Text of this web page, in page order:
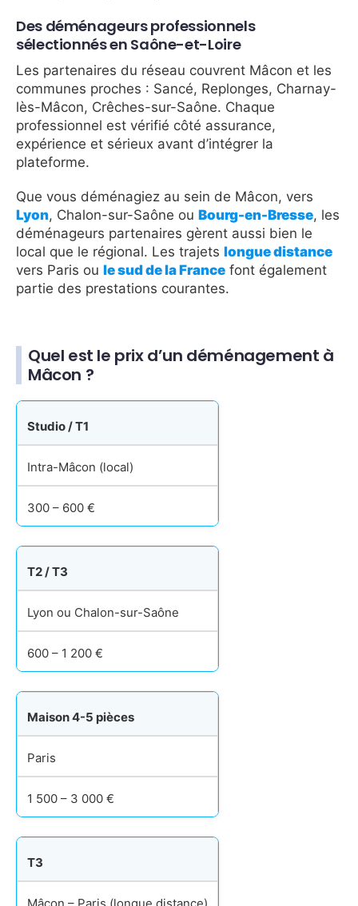
Des déménageurs professionnels
sélectionnés en Saône-et-Loire
Les partenaires du réseau couvrent Mâcon et les
communes proches : Sancé, Replonges, Charnay-
lès-Mâcon, Crêches-sur-Saône. Chaque
professionnel est vérifié côté assurance,
expérience et sérieux avant d’intégrer la
plateforme.
Que vous déménagiez au sein de Mâcon, vers
Lyon, Chalon-sur-Saône ou Bourg-en-Bresse, les
déménageurs partenaires gèrent aussi bien le
local que le régional. Les trajets longue distance
vers Paris ou le sud de la France font également
partie des prestations courantes.
Quel est le prix d’un déménagement à
Mâcon ?
Studio / T1
Intra-Mâcon (local)
300 – 600 €
T2 / T3
Lyon ou Chalon-sur-Saône
600 – 1 200 €
Maison 4-5 pièces
Paris
1 500 – 3 000 €
T3